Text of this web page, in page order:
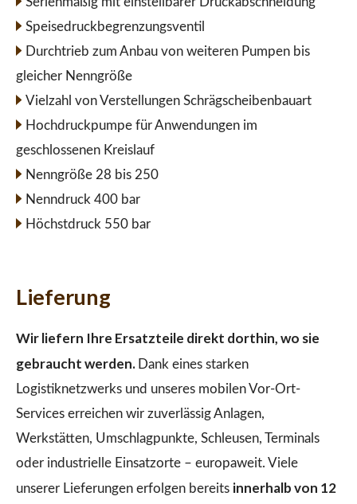
Speisedruckbegrenzungsventil
Durchtrieb zum Anbau von weiteren Pumpen bis
gleicher Nenngröße
Vielzahl von Verstellungen Schrägscheibenbauart
Hochdruckpumpe für Anwendungen im
geschlossenen Kreislauf
Nenngröße 28 bis 250
Nenndruck 400 bar
Höchstdruck 550 bar
Lieferung
Wir liefern Ihre Ersatzteile direkt dorthin, wo sie
gebraucht werden. Dank eines starken
Logistiknetzwerks und unseres mobilen Vor-Ort-
Services erreichen wir zuverlässig Anlagen,
Werkstätten, Umschlagpunkte, Schleusen, Terminals
oder industrielle Einsatzorte – europaweit. Viele
unserer Lieferungen erfolgen bereits innerhalb von 12